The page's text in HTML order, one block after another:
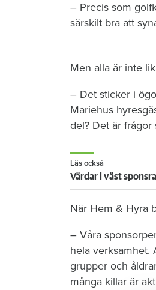
– Precis som
särskilt bra att
Men alla är inte
– Det sticker i
Mariehus
del? Det är frågor
Läs också
Värdar i väst
När Hem & Hyra
– Våra
hela verksamhet.
grupper och
många killar är